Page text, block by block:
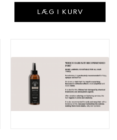
LÆG I KURV